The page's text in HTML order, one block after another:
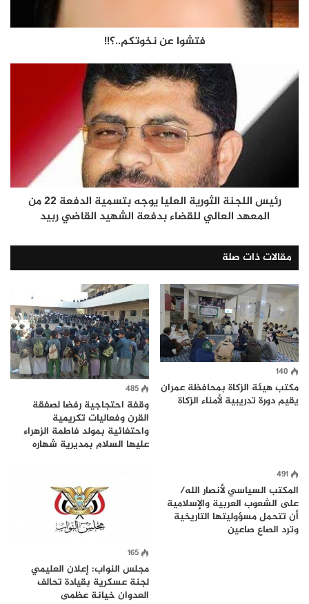
فتشوا عن نخوتكم..؟!!
رئيس اللجنة الثورية العليا يوجه بتسمية الدفعة 22 من
المعهد العالي للقضاء بدفعة الشهيد القاضي ربيد
مقالات ذات صلة
140
مكتب هيئة الزكاة بمحافظة عمران
يقيم دورة تدريبية لأمناء الزكاة
485
وقفة احتجاجية رفضا لصفقة
القرن وفعاليات تكريمية
واحتفائية بمولد فاطمة الزهراء
عليها السلام بمديرية شهاره
491
المكتب السياسي لأنصار الله/
على الشعوب العربية والإسلامية
أن تتحمل مسؤوليتها التاريخية
وترد الصاع صاعين
165
مجلس النواب: إعلان العليمي
لجنة عسكرية بقيادة تحالف
العدوان خيانة عظمى